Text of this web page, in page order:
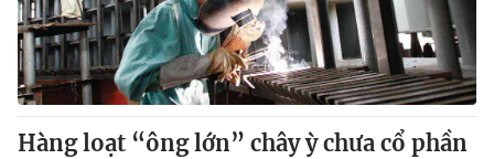
Hàng loạt “ông lớn” chây ỳ chưa cổ phần